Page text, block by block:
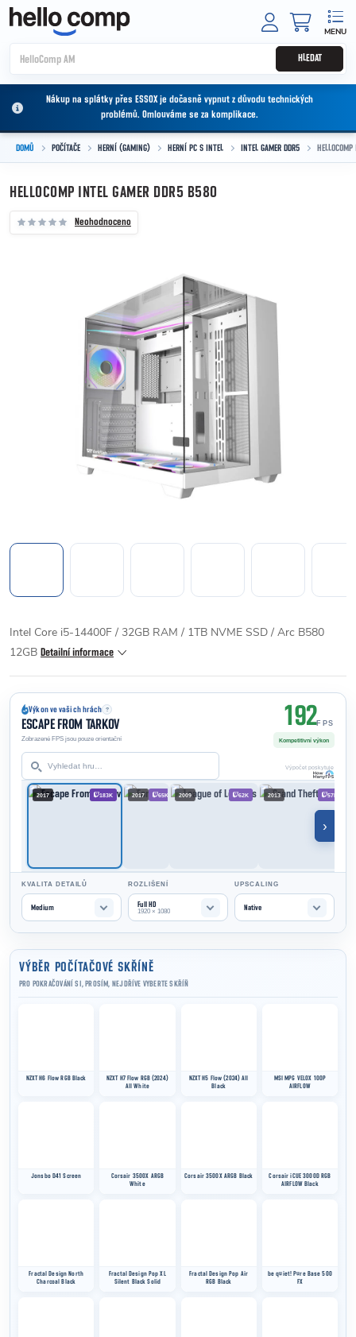
Přejít na obsah
HLEDAT
Nákup na splátky přes ESSOX je dočasně vypnut z důvodu technických
problémů. Omlouváme se za komplikace.
DOMŮ POČÍTAČE HERNÍ (GAMING) HERNÍ PC S INTEL INTEL GAMER DDR5
HELLOCOMP INTEL GAMER DDR5 B580
Neohodnoceno
Intel Core i5-14400F / 32GB RAM / 1TB NVME SSD / Arc B580
12GB Detailní informace
Výkon ve vašich hrách ?
ESCAPE FROM TARKOV
Zobrazené FPS jsou pouze orientační
192FPS
Kompetitivní výkon
Výpočet poskytuje
2017 183K 2017 65K 2009 62K 2013 57K
›
KVALITA DETAILŮ
Medium
ROZLIŠENÍ
Full HD
1920 × 1080
UPSCALING
Native
VÝBĚR POČÍTAČOVÉ SKŘÍNĚ
PRO POKRAČOVÁNÍ SI, PROSÍM, NEJDŘÍVE VYBERTE SKŘÍŇ